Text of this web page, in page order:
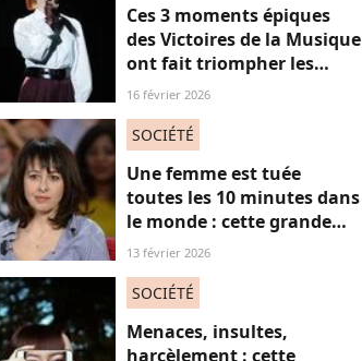
Ces 3 moments épiques
des Victoires de la Musique
ont fait triompher les
femmes, mais surtout le
16 février 2026
SOCIÉTÉ
Une femme est tuée
toutes les 10 minutes dans
le monde : cette grande
actrice et amie de Marie
fléau des féminicides
13 février 2026
SOCIÉTÉ
Menaces, insultes,
harcèlement : cette